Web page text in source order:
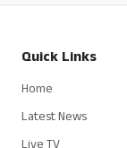
Quick Links
Home
Latest News
Live TV